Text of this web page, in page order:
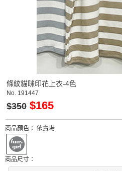
條紋貓咪印花上衣-4色
No. 191447
$350 $165
商品顏色： 依賣場
商品尺寸：